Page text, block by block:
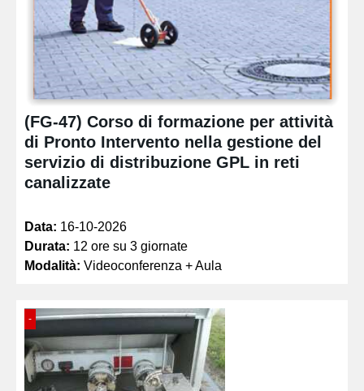
(FG-47) Corso di formazione per attività
di Pronto Intervento nella gestione del
servizio di distribuzione GPL in reti
canalizzate
Data: 16-10-2026
Durata: 12 ore su 3 giornate
Modalità: Videoconferenza + Aula
-